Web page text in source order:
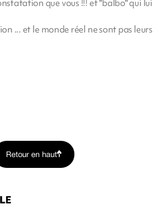
que vous !!! et "balbo" qui lui
... et le monde réel ne sont pas leurs
Retour en haut